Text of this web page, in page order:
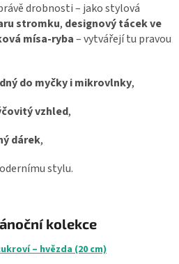
drobnosti – jako stylová
stromku, designový tácek ve
mísa-ryba– vytvářejí tu pravou
do myčky i mikrovlnky,
vzhled,
dárek,
stylu.
kolekce
– hvězda (20 cm)